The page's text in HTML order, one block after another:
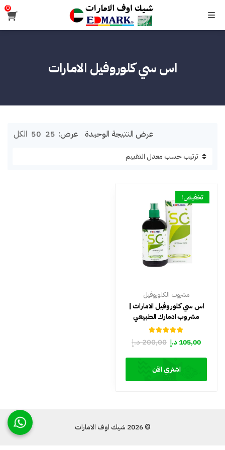
القائمة
0
اس سي كلوروفيل الامارات
عرض النتيجة الوحيدة عرض: 25
50 الكل
تخفيض!
مشروب الكلوروفيل
اس سي كلوروفيل الامارات |
مشروب ادمارك الطبيعي
تم التقييم
5.00من 5 105,00د.إ 200,00د.إ
اشتري الآن
© 2026 شيك اوف الامارات